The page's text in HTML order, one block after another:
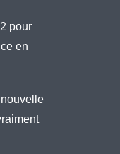
pour
en